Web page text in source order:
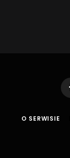
O SERWISIE